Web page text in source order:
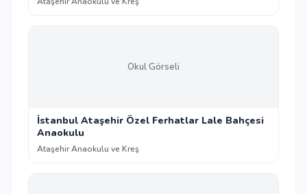
Okul Görseli
İstanbul Ataşehir Özel Ferhatlar Lale Bahçesi
Anaokulu
Ataşehir Anaokulu ve Kreş